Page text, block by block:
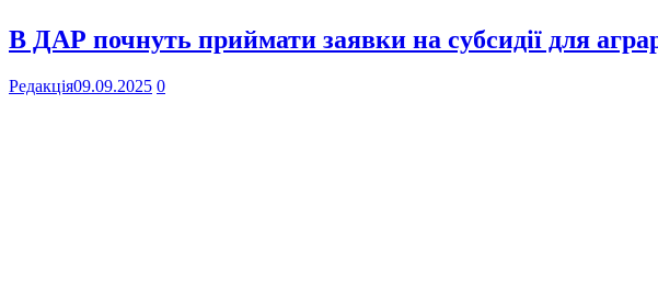
В ДАР почнуть приймати заявки на субсидії для
Редакція09.09.2025 0